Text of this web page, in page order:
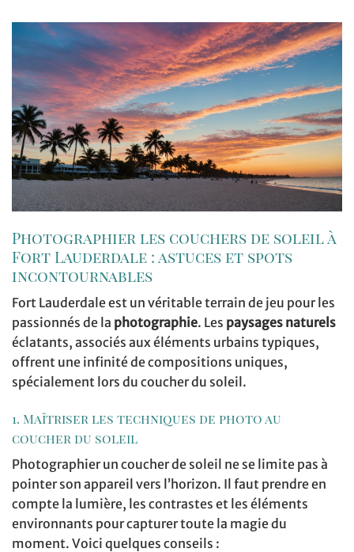
Photographier les couchers de soleil à
Fort Lauderdale : astuces et spots
incontournables
Fort Lauderdale est un véritable terrain de jeu pour les
passionnés de la photographie. Les paysages naturels
éclatants, associés aux éléments urbains typiques,
offrent une infinité de compositions uniques,
spécialement lors du coucher du soleil.
1. Maîtriser les techniques de photo au
coucher du soleil
Photographier un coucher de soleil ne se limite pas à
pointer son appareil vers l’horizon. Il faut prendre en
compte la lumière, les contrastes et les éléments
environnants pour capturer toute la magie du
moment. Voici quelques conseils :